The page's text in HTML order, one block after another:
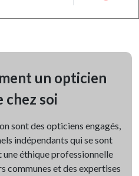
un opticien
chez soi
sont des opticiens engagés,
indépendants qui se sont
éthique professionnelle
communes et des expertises